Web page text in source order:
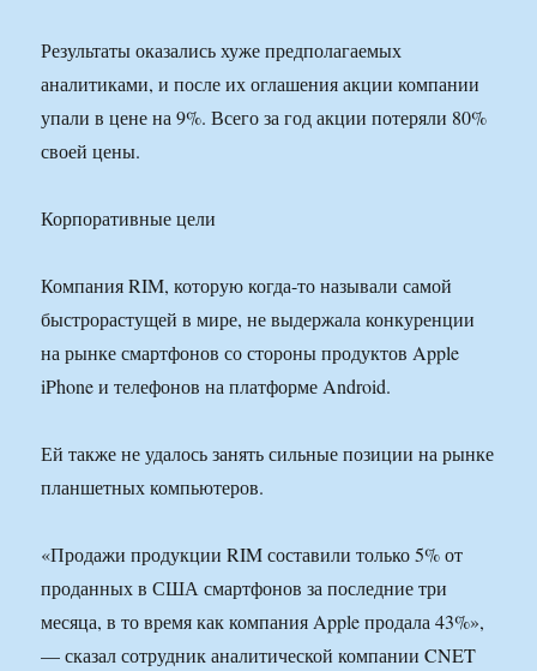
Результаты оказались хуже предполагаемых
аналитиками, и после их оглашения акции компании
упали в цене на 9%. Всего за год акции потеряли 80%
своей цены.
Корпоративные цели
Компания RIM, которую когда-то называли самой
быстрорастущей в мире, не выдержала конкуренции
на рынке смартфонов со стороны продуктов Apple
iPhone и телефонов на платформе Android.
Ей также не удалось занять сильные позиции на рынке
планшетных компьютеров.
«Продажи продукции RIM составили только 5% от
проданных в США смартфонов за последние три
месяца, в то время как компания Apple продала 43%»,
— сказал сотрудник аналитической компании CNET